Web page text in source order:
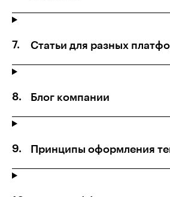
Статьи для разных
Блог компании
Принципы оформления